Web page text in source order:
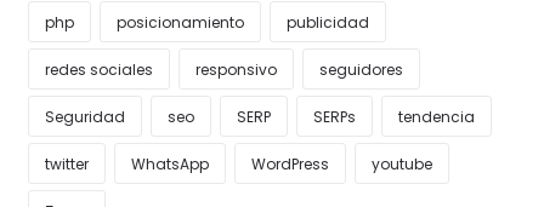
php posicionamiento publicidad
redes sociales responsivo seguidores
Seguridad seo SERP SERPs tendencia
twitter WhatsApp WordPress youtube